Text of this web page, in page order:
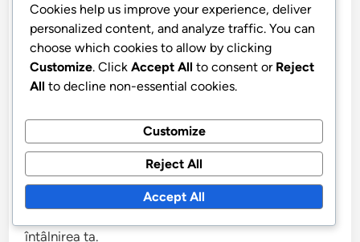
evenimentelor includ adesea articole despre idei de
scorare creativă și provocări unice care pot fi
încorporate în jocul tău.
pe pub golf pot fi, de asemenea, valoroase pentru
împărtășirea experiențelor și sfaturilor. Participanții
își împărtășesc adesea propriile fișe de scor,
provocări și chiar fotografii de la evenimentele
anterioare, ceea ce poate genera noi idei pentru
întâlnirea ta.
Cookies help us improve your experience, deliver
personalized content, and analyze traffic. You can
choose which cookies to allow by clicking
Customize. Click Accept All to consent or Reject
All to decline non-essential cookies.
Customize
Reject All
Accept All